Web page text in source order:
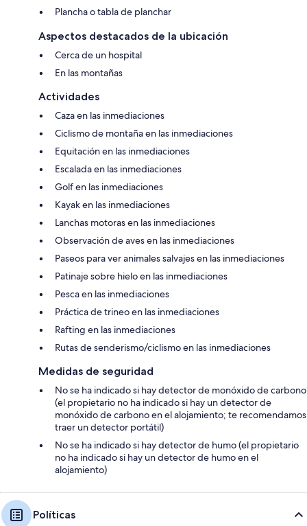
Plancha o tabla de planchar
Aspectos destacados de la ubicación
Cerca de un hospital
En las montañas
Actividades
Caza en las inmediaciones
Ciclismo de montaña en las inmediaciones
Equitación en las inmediaciones
Escalada en las inmediaciones
Golf en las inmediaciones
Kayak en las inmediaciones
Lanchas motoras en las inmediaciones
Observación de aves en las inmediaciones
Paseos para ver animales salvajes en las inmediaciones
Patinaje sobre hielo en las inmediaciones
Pesca en las inmediaciones
Práctica de trineo en las inmediaciones
Rafting en las inmediaciones
Rutas de senderismo/ciclismo en las inmediaciones
Medidas de seguridad
No se ha indicado si hay detector de monóxido de carbono
(el propietario no ha indicado si hay un detector de
monóxido de carbono en el alojamiento; te recomendamos
traer un detector portátil)
No se ha indicado si hay detector de humo (el propietario
no ha indicado si hay un detector de humo en el
alojamiento)
Políticas